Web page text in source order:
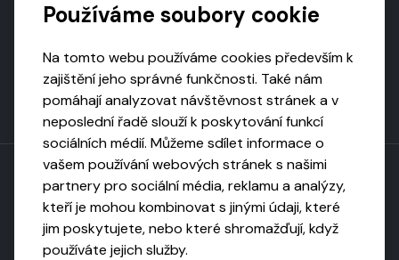
Toto dílo podléhá licenci CC BY-NC-ND
Uveďte původ, neužívejte komerčně, nezpracovávejte.
Používáme soubory cookie
Na tomto webu používáme cookies především k
zajištění jeho správné funkčnosti. Také nám
pomáhají analyzovat návštěvnost stránek a v
neposlední řadě slouží k poskytování funkcí
sociálních médií. Můžeme sdílet informace o
vašem používání webových stránek s našimi
partnery pro sociální média, reklamu a analýzy,
kteří je mohou kombinovat s jinými údaji, které
jim poskytujete, nebo které shromažďují, když
používáte jejich služby.